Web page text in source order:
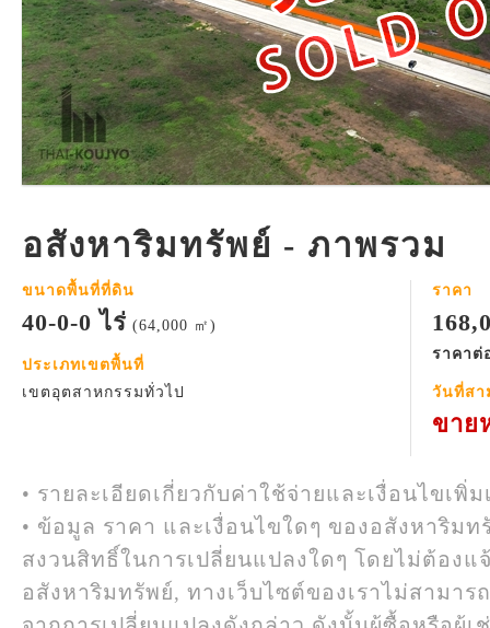
อสังหาริมทรัพย์ - ภาพรวม
ขนาดพื้นที่ที่ดิน
40-0-0 ไร่ (64,000 ㎡)
ประเภทเขตพื้นที่
เขตอุตสาหกรรมทั่วไป
ราคา
ราคาต่
วันที่สา
ขาย
• รายละเอียดเกี่ยวกับค่าใช้จ่ายและเงื่อนไขเ
• ข้อมูล ราคา และเงื่อนไขใดๆ ของอสังหาริม
สงวนสิทธิ์ในการเปลี่ยนแปลงใดๆ โดยไม่ต้องแ
อสังหาริมทรัพย์, ทางเว็บไซต์ของเราไม่สามา